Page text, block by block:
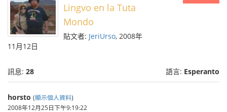
Lingvo en la Tuta
Mondo
貼文者: JeriUrso, 2008年
11月12日
訊息: 28 語言: Esperanto
horsto (顯示個人資料)
2008年12月25日下午9:19:22